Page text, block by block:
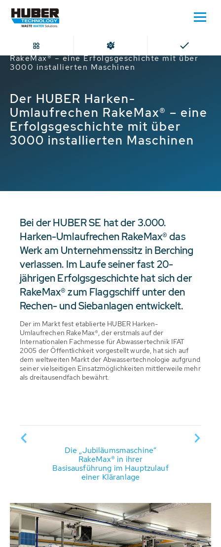
Home
Der HUBER Harken-Umlaufrechen
RakeMax® – eine Erfolgsgeschichte mit über
3000 installierten Maschinen
Der HUBER Harken-
Umlaufrechen RakeMax® – eine
Erfolgsgeschichte mit über
3000 installierten Maschinen
Bei der HUBER SE hat der 3.000.
Harken-Umlaufrechen RakeMax® das
Werk am Unternehmenssitz in Berching
verlassen. Im Laufe seiner fast 20-
jährigen Erfolgsgeschichte hat sich der
RakeMax® zum Flaggschiff unter den
Rechen- und Siebanlagen entwickelt.
Der im Markt fest etablierte HUBER Harken-
Umlaufrechen RakeMax®, der erstmals auf der
Internationalen Fachmesse für Abwassertechnik IFAT
2005 der Öffentlichkeit vorgestellt wurde, hat sich auf
dem weltweiten Markt der Abwassertechnologie aufgrund
seiner vielseitigen Einsatzmöglichkeiten mittlerweile mehr
als dreitausendfach bewährt.
Die „Jubiläumsmaschine“
RakeMax® in ihrer
Basisausführung im Hauptzulauf
einer Kläranlage